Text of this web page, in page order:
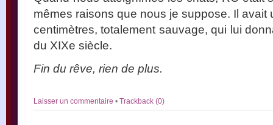
mêmes raisons que nous je suppose. Il
centimètres, totalement sauvage, qui lui
du XIXe siècle.
Fin du rêve, rien de plus.
Laisser un commentaire • Trackback (0)